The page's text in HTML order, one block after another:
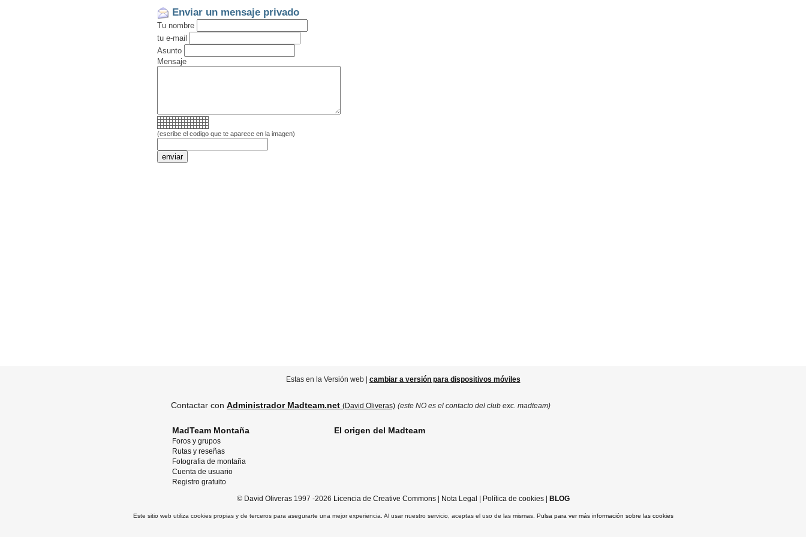
Enviar un mensaje privado
Tu nombre
tu e-mail
Asunto
Mensaje
(escribe el codigo que te aparece en la imagen)
Estas en la Versión web | cambiar a versión para dispositivos móviles
Contactar con Administrador Madteam.net (David Oliveras) (este NO es el contacto del club exc. madteam)
MadTeam Montaña
Foros y grupos
Rutas y reseñas
Fotografia de montaña
Cuenta de usuario
Registro gratuito
El origen del Madteam
© David Oliveras1997 -2026 Licencia de Creative Commons| Nota Legal Política de cookies| BLOG
Este sitio web utiliza cookies propias y de terceros para asegurarte una mejor experiencia. Al usar nuestro servicio, aceptas el uso de las mismas. Pulsa para ver más información sobre las cookies